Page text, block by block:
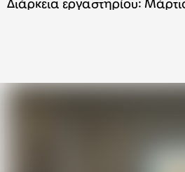
Διάρκεια εργαστηρίου: